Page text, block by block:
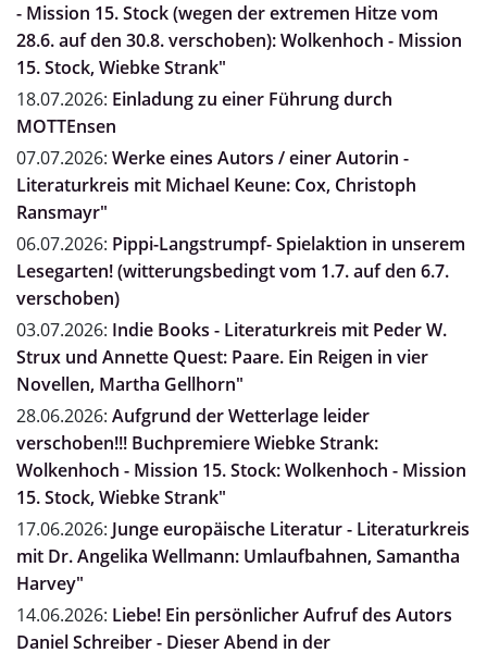
- Mission 15. Stock (wegen der extremen Hitze vom
28.6. auf den 30.8. verschoben): Wolkenhoch - Mission
15. Stock, Wiebke Strank"
18.07.2026: Einladung zu einer Führung durch
MOTTEnsen
07.07.2026: Werke eines Autors / einer Autorin -
Literaturkreis mit Michael Keune: Cox, Christoph
Ransmayr"
06.07.2026: Pippi-Langstrumpf- Spielaktion in unserem
Lesegarten! (witterungsbedingt vom 1.7. auf den 6.7.
verschoben)
03.07.2026: Indie Books - Literaturkreis mit Peder W.
Strux und Annette Quest: Paare. Ein Reigen in vier
Novellen, Martha Gellhorn"
28.06.2026: Aufgrund der Wetterlage leider
verschoben!!! Buchpremiere Wiebke Strank:
Wolkenhoch - Mission 15. Stock: Wolkenhoch - Mission
15. Stock, Wiebke Strank"
17.06.2026: Junge europäische Literatur - Literaturkreis
mit Dr. Angelika Wellmann: Umlaufbahnen, Samantha
Harvey"
14.06.2026: Liebe! Ein persönlicher Aufruf des Autors
Daniel Schreiber - Dieser Abend in der